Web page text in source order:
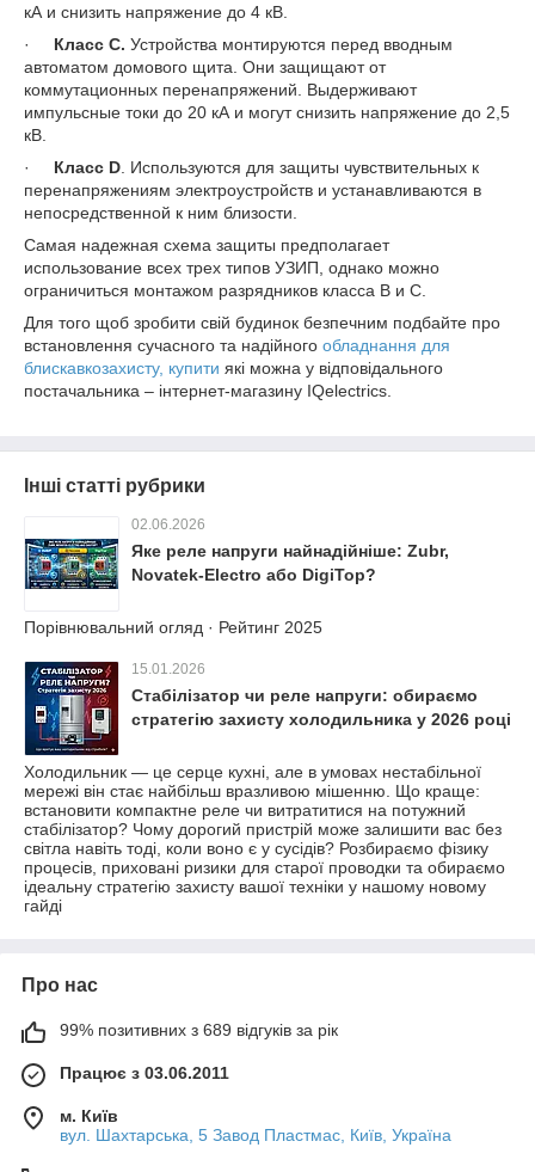
кА и снизить напряжение до 4 кВ.
· Класс С. Устройства монтируются перед вводным
автоматом домового щита. Они защищают от
коммутационных перенапряжений. Выдерживают
импульсные токи до 20 кА и могут снизить напряжение до 2,5
кВ.
· Класс D . Используются для защиты чувствительных к
перенапряжениям электроустройств и устанавливаются в
непосредственной к ним близости.
Самая надежная схема защиты предполагает
использование всех трех типов УЗИП, однако можно
ограничиться монтажом разрядников класса В и С.
Для того щоб зробити свій будинок безпечним подбайте про
встановлення сучасного та надійного обладнання для
блискавкозахисту, купити які можна у відповідального
постачальника – інтернет-магазину IQelectrics.
Інші статті рубрики
02.06.2026
Яке реле напруги найнадійніше: Zubr,
Novatek-Electro або DigiTop?
Порівнювальний огляд · Рейтинг 2025
15.01.2026
Стабілізатор чи реле напруги: обираємо
стратегію захисту холодильника у 2026 році
Холодильник — це серце кухні, але в умовах нестабільної
мережі він стає найбільш вразливою мішенню. Що краще:
встановити компактне реле чи витратитися на потужний
стабілізатор? Чому дорогий пристрій може залишити вас без
світла навіть тоді, коли воно є у сусідів? Розбираємо фізику
процесів, приховані ризики для старої проводки та обираємо
ідеальну стратегію захисту вашої техніки у нашому новому
гайді
Про нас
99% позитивних з 689 відгуків за рік
Працює з 03.06.2011
м. Київ
вул. Шахтарська, 5 Завод Пластмас, Київ, Україна